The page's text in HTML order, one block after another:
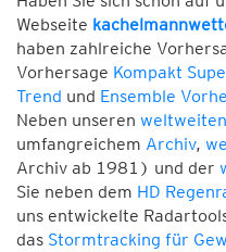
Webseite
haben zahlreiche
Vorhersage Kompakt
Trend und Ensemble
Neben unseren
umfangreichem Archiv,
Archiv ab 1981) und der
Sie neben dem HD
uns entwickelte
das Stormtracking für